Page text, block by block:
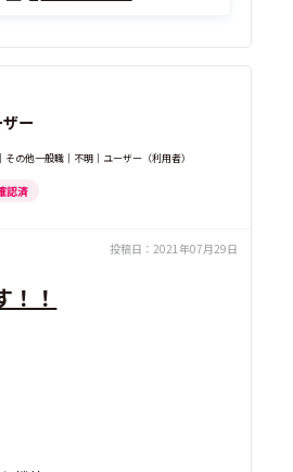
ー
その他一般職｜不明｜ユーザー（利用者）
認済
投稿日： 2021年07月29日
！！